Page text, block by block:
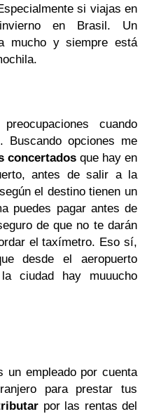
si viajas en
en Brasil. Un
mucho y siempre está
cuando
opciones me
concertados que hay en
antes de salir a la
el destino tienen un
puedes pagar antes de
de que no te darán
el taxímetro. Eso sí,
desde el aeropuerto
ciudad hay muuucho
un empleado por cuenta
para prestar tus
por las rentas del